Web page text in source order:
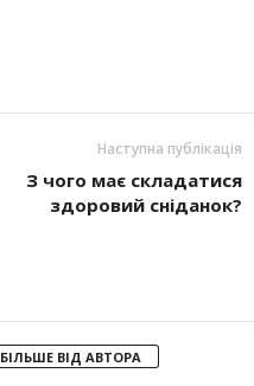
Наступна публікація
З чого має складатися
здоровий сніданок?
БІЛЬШЕ ВІД АВТОРА